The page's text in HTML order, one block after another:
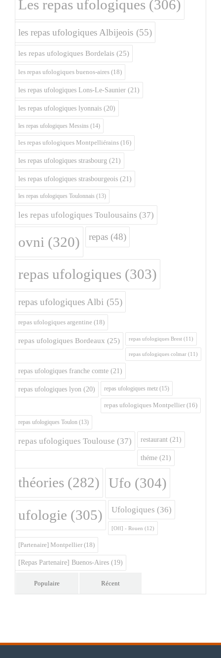
Les repas ufologiques (306)
les repas ufologiques Albijeois (55)
les repas ufologiques Bordelais (25)
les repas ufologiques buenos-aires (18)
les repas ufologiques Lons-Le-Saunier (21)
les repas ufologiques lyonnais (20)
les repas ufologiques Messins (14)
les repas ufologiques Montpelliérains (16)
les repas ufologiques strasbourg (21)
les repas ufologiques strasbourgeois (21)
les repas ufologiques Toulonnais (13)
les repas ufologiques Toulousains (37)
ovni (320) repas (48)
repas ufologiques (303)
repas ufologiques Albi (55)
repas ufologiques argentine (18)
repas ufologiques Bordeaux (25) repas ufologiques Brest (11)
repas ufologiques colmar (11)
repas ufologiques franche comte (21)
repas ufologiques lyon (20) repas ufologiques metz (15)
repas ufologiques Montpellier (16)
repas ufologiques Toulon (13)
repas ufologiques Toulouse (37) restaurant (21)
théme (21)
théories (282) Ufo (304)
ufologie (305) Ufologiques (36)
[Off] - Rouen (12)
[Partenaire] Montpellier (18)
[Repas Partenaire] Buenos-Aires (19)
Populaire Récent